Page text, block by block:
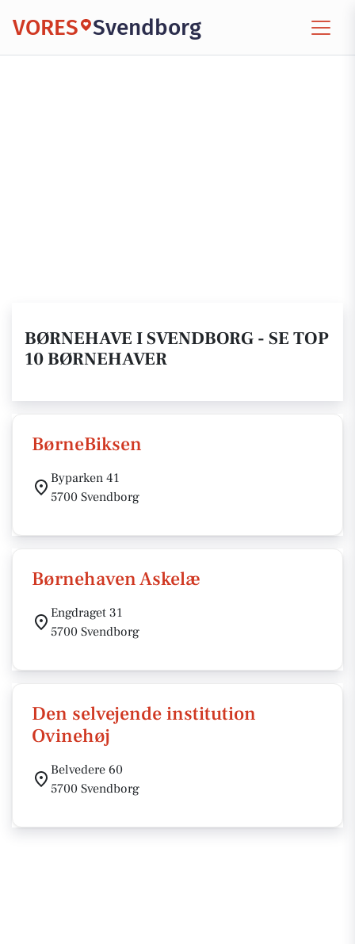
VORES Svendborg
BØRNEHAVE I SVENDBORG - SE TOP
10 BØRNEHAVER
BørneBiksen
Byparken 41
5700 Svendborg
Børnehaven Askelæ
Engdraget 31
5700 Svendborg
Den selvejende institution
Ovinehøj
Belvedere 60
5700 Svendborg